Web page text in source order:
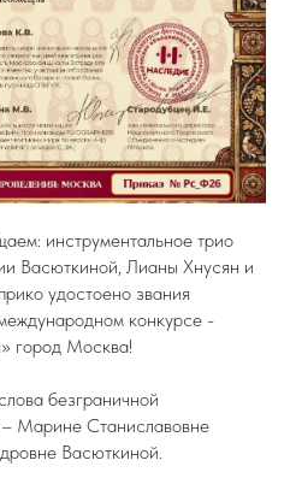
инструментальное трио
Васюткиной, Лианы Хнусян и
удостоено звания
конкурсе -
город Москва!
безграничной
– Марине Станиславовне
Васюткиной.